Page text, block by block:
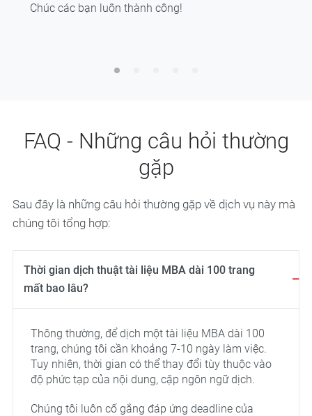
Chúc các bạn luôn thành công!
FAQ - Những câu hỏi thường
gặp
Sau đây là những câu hỏi thường gặp về dịch vụ này mà
chúng tôi tổng hợp:
Thời gian dịch thuật tài liệu MBA dài 100 trang
mất bao lâu?
Thông thường, để dịch một tài liệu MBA dài 100
trang, chúng tôi cần khoảng 7-10 ngày làm việc.
Tuy nhiên, thời gian có thể thay đổi tùy thuộc vào
độ phức tạp của nội dung, cặp ngôn ngữ dịch.
Chúng tôi luôn cố gắng đáp ứng deadline của